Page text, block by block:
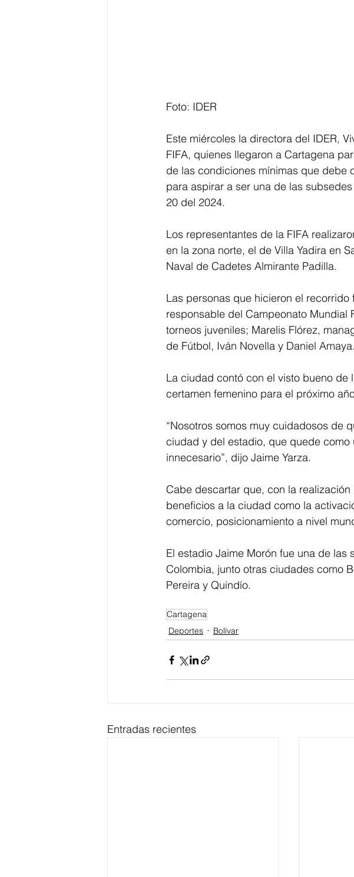
Foto: IDER
Este miércoles la directora del IDER,
FIFA, quienes llegaron a Cartagena
de las condiciones mínimas que debe
para aspirar a ser una de las
20 del 2024.
Los representantes de la FIFA
en la zona norte, el de Villa Yadira en
Naval de Cadetes Almirante Padilla.
Las personas que hicieron el
responsable del Campeonato Mundial
torneos juveniles; Marelis Flórez,
de Fútbol, Iván Novella y Daniel Amaya.
La ciudad contó con el visto bueno
certamen femenino para el próximo
“Nosotros somos muy cuidadosos de
ciudad y del estadio, que quede
innecesario”, dijo Jaime Yarza.
Cabe descartar que, con la
beneficios a la ciudad como la
comercio, posicionamiento a nivel
El estadio Jaime Morón fue una de
Colombia, junto otras ciudades como
Pereira y Quindío.
Cartagena
Deportes
Bolívar
Entradas recientes